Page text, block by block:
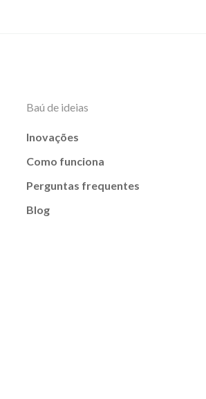
Baú de ideias
Inovações
Como funciona
Perguntas frequentes
Blog